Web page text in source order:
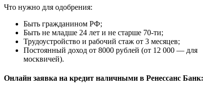
Что нужно для одобрения:
Быть гражданином РФ;
Быть не младше 24 лет и не старше 70-ти;
Трудоустройство и рабочий стаж от 3 месяцев;
Постоянный доход от 8000 рублей (от 12 000 — для
москвичей).
Онлайн заявка на кредит наличными в Ренессанс Банк: